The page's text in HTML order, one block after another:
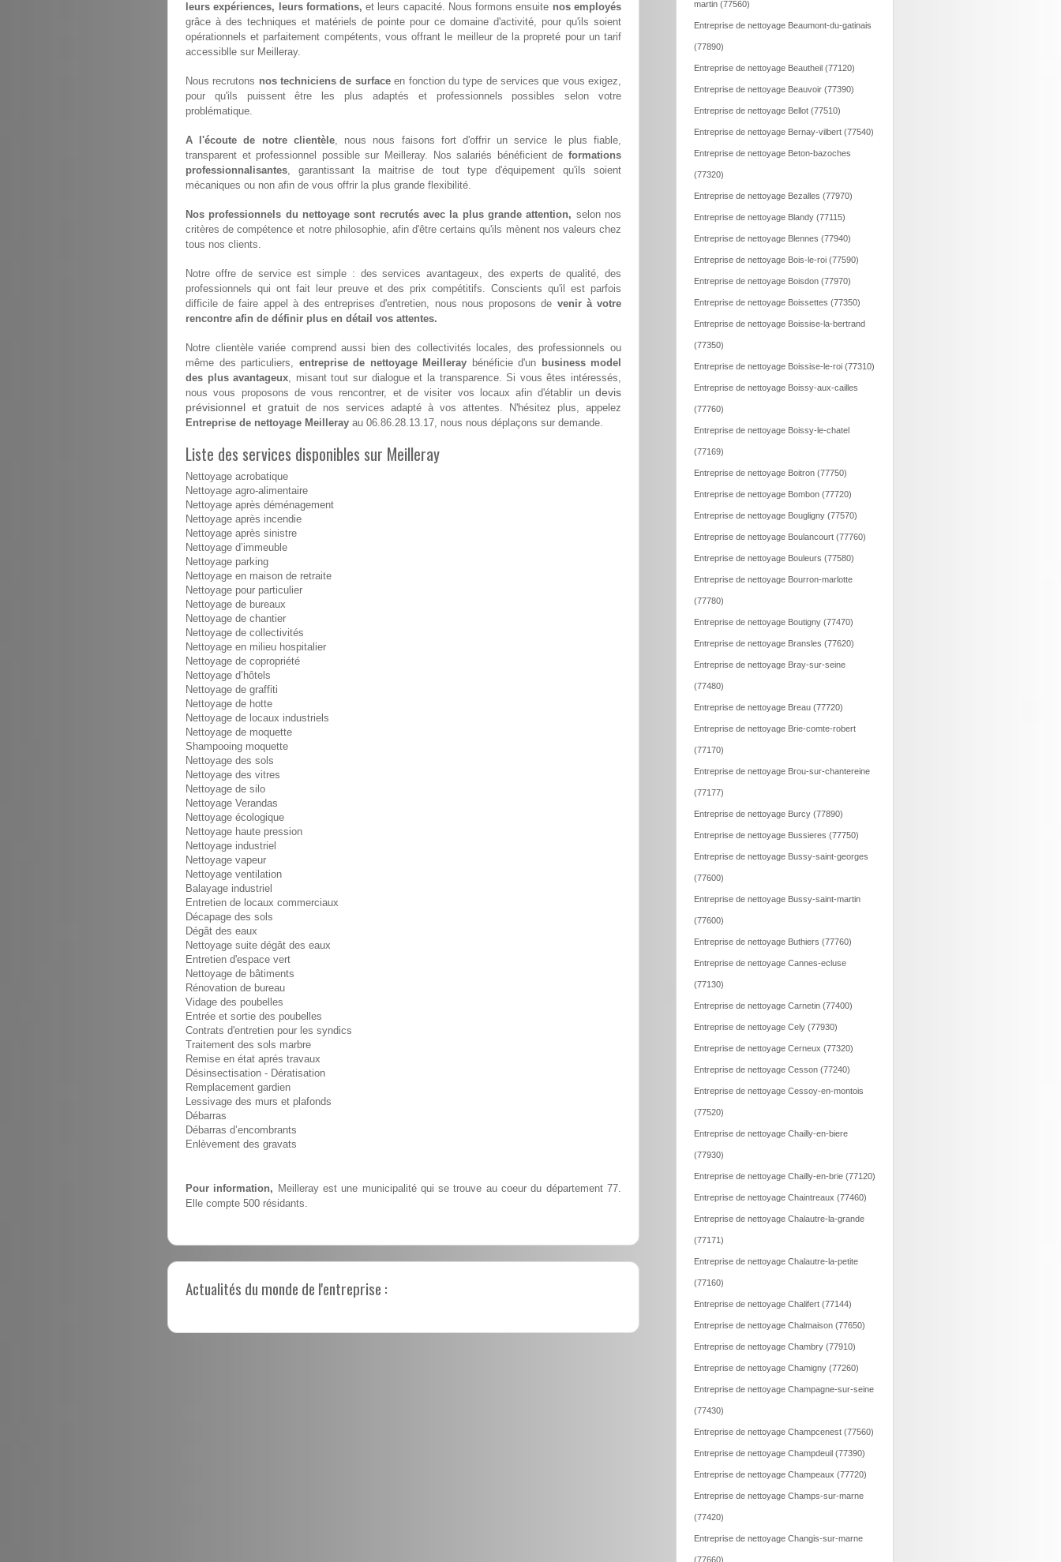
leurs expériences, leurs formations, et leurs capacité. Nous formons ensuite nos employés
grâce à des techniques et matériels de pointe pour ce domaine d'activité, pour qu'ils soient
opérationnels et parfaitement compétents, vous offrant le meilleur de la propreté pour un tarif
accessiblle sur Meilleray.
Nous recrutons nos techniciens de surfaceen fonction du type de services que vous exigez,
pour qu'ils puissent être les plus adaptés et professionnels possibles selon votre
problématique.
A l'écoute de notre clientèle, nous nous faisons fort d'offrir un service le plus fiable,
transparent et professionnel possible sur Meilleray. Nos salariés bénéficient de formations
professionnalisantes, garantissant la maitrise de tout type d'équipement qu'ils soient
mécaniques ou non afin de vous offrir la plus grande flexibilité.
Nos professionnels du nettoyage sont recrutés avec la plus grande attention, selon nos
critères de compétence et notre philosophie, afin d'être certains qu'ils mènent nos valeurs chez
tous nos clients.
Notre offre de service est simple : des services avantageux, des experts de qualité, des
professionnels qui ont fait leur preuve et des prix compétitifs. Conscients qu'il est parfois
difficile de faire appel à des entreprises d'entretien, nous nous proposons de venir à votre
rencontre afin de définir plus en détail vos attentes.
Notre clientèle variée comprend aussi bien des collectivités locales, des professionnels ou
même des particuliers, entreprise de nettoyage Meilleray bénéficie d'un business model
des plus avantageux, misant tout sur dialogue et la transparence. Si vous êtes intéressés,
nous vous proposons de vous rencontrer, et de visiter vos locaux afin d'établir un devis
prévisionnel et gratuit de nos services adapté à vos attentes. N'hésitez plus, appelez
Entreprise de nettoyage Meilleray au 06.86.28.13.17, nous nous déplaçons sur demande.
Liste des services disponibles sur Meilleray
Nettoyage acrobatique
Nettoyage agro-alimentaire
Nettoyage après déménagement
Nettoyage après incendie
Nettoyage après sinistre
Nettoyage d’immeuble
Nettoyage parking
Nettoyage en maison de retraite
Nettoyage pour particulier
Nettoyage de bureaux
Nettoyage de chantier
Nettoyage de collectivités
Nettoyage en milieu hospitalier
Nettoyage de copropriété
Nettoyage d’hôtels
Nettoyage de graffiti
Nettoyage de hotte
Nettoyage de locaux industriels
Nettoyage de moquette
Shampooing moquette
Nettoyage des sols
Nettoyage des vitres
Nettoyage de silo
Nettoyage Verandas
Nettoyage écologique
Nettoyage haute pression
Nettoyage industriel
Nettoyage vapeur
Nettoyage ventilation
Balayage industriel
Entretien de locaux commerciaux
Décapage des sols
Dégât des eaux
Nettoyage suite dégât des eaux
Entretien d'espace vert
Nettoyage de bâtiments
Rénovation de bureau
Vidage des poubelles
Entrée et sortie des poubelles
Contrats d'entretien pour les syndics
Traitement des sols marbre
Remise en état aprés travaux
Désinsectisation - Dératisation
Remplacement gardien
Lessivage des murs et plafonds
Débarras
Débarras d’encombrants
Enlèvement des gravats
Pour information, Meilleray est une municipalité qui se trouve au coeur du département 77.
Elle compte 500 résidants.
Actualités du monde de l'entreprise :
martin (77560)
Entreprise de nettoyage Beaumont-du-gatinais
(77890)
Entreprise de nettoyage Beautheil (77120)
Entreprise de nettoyage Beauvoir (77390)
Entreprise de nettoyage Bellot (77510)
Entreprise de nettoyage Bernay-vilbert (77540)
Entreprise de nettoyage Beton-bazoches
(77320)
Entreprise de nettoyage Bezalles (77970)
Entreprise de nettoyage Blandy (77115)
Entreprise de nettoyage Blennes (77940)
Entreprise de nettoyage Bois-le-roi (77590)
Entreprise de nettoyage Boisdon (77970)
Entreprise de nettoyage Boissettes (77350)
Entreprise de nettoyage Boissise-la-bertrand
(77350)
Entreprise de nettoyage Boissise-le-roi (77310)
Entreprise de nettoyage Boissy-aux-cailles
(77760)
Entreprise de nettoyage Boissy-le-chatel
(77169)
Entreprise de nettoyage Boitron (77750)
Entreprise de nettoyage Bombon (77720)
Entreprise de nettoyage Bougligny (77570)
Entreprise de nettoyage Boulancourt (77760)
Entreprise de nettoyage Bouleurs (77580)
Entreprise de nettoyage Bourron-marlotte
(77780)
Entreprise de nettoyage Boutigny (77470)
Entreprise de nettoyage Bransles (77620)
Entreprise de nettoyage Bray-sur-seine
(77480)
Entreprise de nettoyage Breau (77720)
Entreprise de nettoyage Brie-comte-robert
(77170)
Entreprise de nettoyage Brou-sur-chantereine
(77177)
Entreprise de nettoyage Burcy (77890)
Entreprise de nettoyage Bussieres (77750)
Entreprise de nettoyage Bussy-saint-georges
(77600)
Entreprise de nettoyage Bussy-saint-martin
(77600)
Entreprise de nettoyage Buthiers (77760)
Entreprise de nettoyage Cannes-ecluse
(77130)
Entreprise de nettoyage Carnetin (77400)
Entreprise de nettoyage Cely (77930)
Entreprise de nettoyage Cerneux (77320)
Entreprise de nettoyage Cesson (77240)
Entreprise de nettoyage Cessoy-en-montois
(77520)
Entreprise de nettoyage Chailly-en-biere
(77930)
Entreprise de nettoyage Chailly-en-brie (77120)
Entreprise de nettoyage Chaintreaux (77460)
Entreprise de nettoyage Chalautre-la-grande
(77171)
Entreprise de nettoyage Chalautre-la-petite
(77160)
Entreprise de nettoyage Chalifert (77144)
Entreprise de nettoyage Chalmaison (77650)
Entreprise de nettoyage Chambry (77910)
Entreprise de nettoyage Chamigny (77260)
Entreprise de nettoyage Champagne-sur-seine
(77430)
Entreprise de nettoyage Champcenest (77560)
Entreprise de nettoyage Champdeuil (77390)
Entreprise de nettoyage Champeaux (77720)
Entreprise de nettoyage Champs-sur-marne
(77420)
Entreprise de nettoyage Changis-sur-marne
(77660)